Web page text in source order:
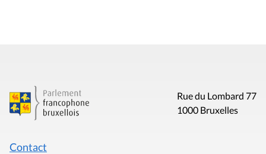
Rue du Lombard 77
1000 Bruxelles
Contact